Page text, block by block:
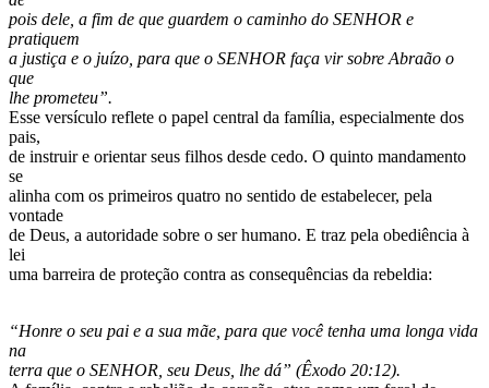
pois dele, a fim de que guardem o caminho do SENHOR e
pratiquem
a justiça e o juízo, para que o SENHOR faça vir sobre Abraão o
que
lhe prometeu”.
Esse versículo reflete o papel central da família, especialmente dos
pais,
de instruir e orientar seus filhos desde cedo. O quinto mandamento
se
alinha com os primeiros quatro no sentido de estabelecer, pela
vontade
de Deus, a autoridade sobre o ser humano. E traz pela obediência à
lei
uma barreira de proteção contra as consequências da rebeldia:
“Honre o seu pai e a sua mãe, para que você tenha uma longa vida
na
terra que o SENHOR, seu Deus, lhe dá” (Êxodo 20:12).